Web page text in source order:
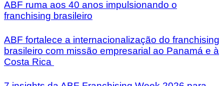
ABF ruma aos 40 anos impulsionando o
franchising brasileiro
ABF fortalece a internacionalização do franchising
brasileiro com missão empresarial ao Panamá e à
Costa Rica